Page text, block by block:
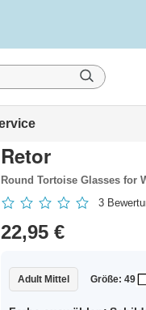
Retor
Round Tortoise Glasses for
3
22,95 €
Adult Mittel Größe: 49